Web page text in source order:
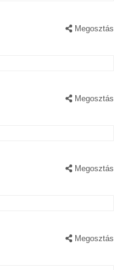
Megosztás
Megosztás
Megosztás
Megosztás